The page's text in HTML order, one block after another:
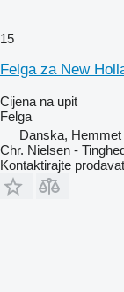
15
Felga za New
Cijena na upit
Felga
Danska, Hemmet
Chr. Nielsen -
Kontaktirajte